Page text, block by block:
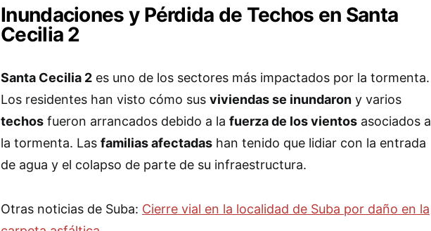
Inundaciones y Pérdida de Techos en Santa
Cecilia 2
Santa Cecilia 2 es uno de los sectores más impactados por la tormenta.
Los residentes han visto cómo sus viviendas se inundaron y varios
techos fueron arrancados debido a la fuerza de los vientos asociados a
la tormenta. Las familias afectadas han tenido que lidiar con la entrada
de agua y el colapso de parte de su infraestructura.
Otras noticias de Suba: Cierre vial en la localidad de Suba por daño en la